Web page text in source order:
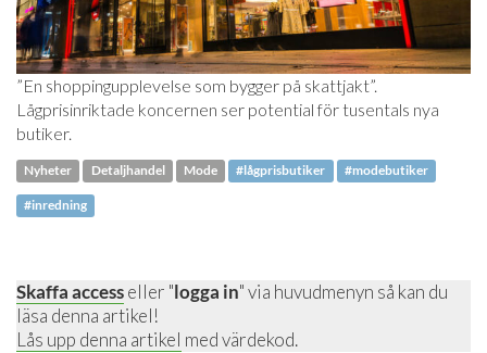
”En shoppingupplevelse som bygger på skattjakt”.
Lågprisinriktade koncernen ser potential för tusentals nya
butiker.
Nyheter Detaljhandel Mode #lågprisbutiker #modebutiker
#inredning
Skaffa accesseller "logga in" via huvudmenyn så kan du
läsa denna artikel!
Lås upp denna artikel med värdekod.